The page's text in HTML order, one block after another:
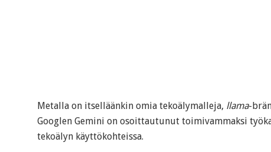
Metalla on itselläänkin omia tekoälymalleja, llama-
Googlen Gemini on osoittautunut toimivammaksi
tekoälyn käyttökohteissa.